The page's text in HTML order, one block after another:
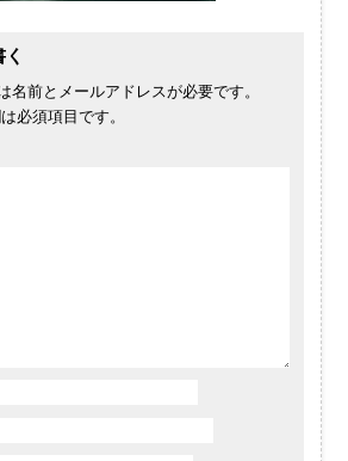
名前とメールアドレスが必要です。
必須項目です。